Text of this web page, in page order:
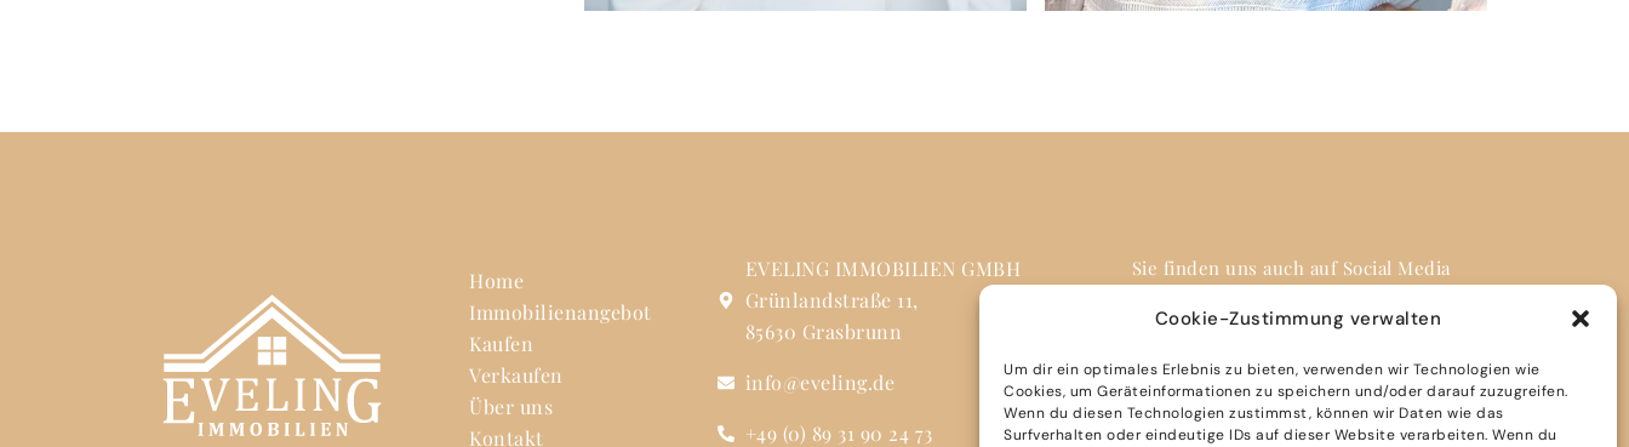
Cookie-Zustimmung verwalten
Um dir ein optimales Erlebnis zu bieten, verwenden wir Technologien wie
Cookies, um Geräteinformationen zu speichern und/oder darauf zuzugreifen.
Wenn du diesen Technologien zustimmst, können wir Daten wie das
Surfverhalten oder eindeutige IDs auf dieser Website verarbeiten. Wenn du
Home
Immobilienangebot
Kaufen
Verkaufen
Über uns
Kontakt
EVELING IMMOBILIEN GMBH
Grünlandstraße 11,
85630 Grasbrunn
info@eveling.de
+49 (0) 89 31 90 24 73
Sie finden uns auch auf Social Media
Impressum